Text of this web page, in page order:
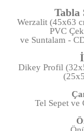
Tabla
Werzalit (45x63
PVC
ve Suntalam -
Dikey Profil
Tel Sepet ve